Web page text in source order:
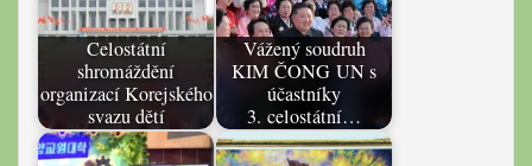
Celostátní
shromáždění
organizací Korejského
svazu dětí
Vážený soudruh
KIM ČONG UN s
účastníky
3. celostátní…